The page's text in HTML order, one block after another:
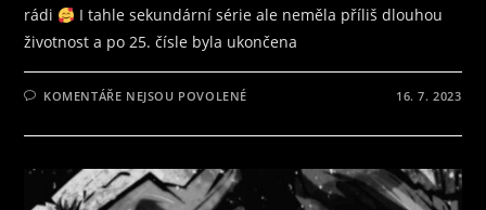
rádi
I tahle sekundární série ale neměla příliš dlouhou
životnost a po 25. čísle byla ukončena
KOMENTÁŘE NEJSOU POVOLENÉ
NÁZVEM
ZNÁME
16. 7. 2023